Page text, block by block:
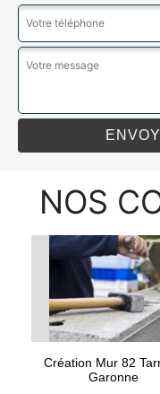
NOS
Création Mur 82
Garonne